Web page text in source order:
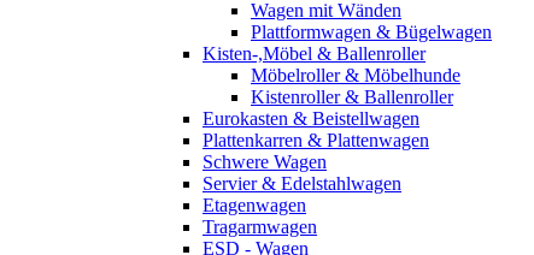
Wagen mit Wänden
Plattformwagen & Bügelwagen
Kisten-,Möbel & Ballenroller
Möbelroller & Möbelhunde
Kistenroller & Ballenroller
Eurokasten & Beistellwagen
Plattenkarren & Plattenwagen
Schwere Wagen
Servier & Edelstahlwagen
Etagenwagen
Tragarmwagen
ESD - Wagen